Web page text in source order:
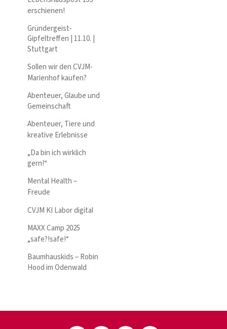
erschienen!
Gründergeist-
Gipfeltreffen | 11.10. |
Stuttgart
Sollen wir den CVJM-
Marienhof kaufen?
Abenteuer, Glaube und
Gemeinschaft
Abenteuer, Tiere und
kreative Erlebnisse
„Da bin ich wirklich
gern!“
Mental Health –
Freude
CVJM KI Labor digital
MAXX Camp 2025
„safe?!safe!“
Baumhauskids – Robin
Hood im Odenwald